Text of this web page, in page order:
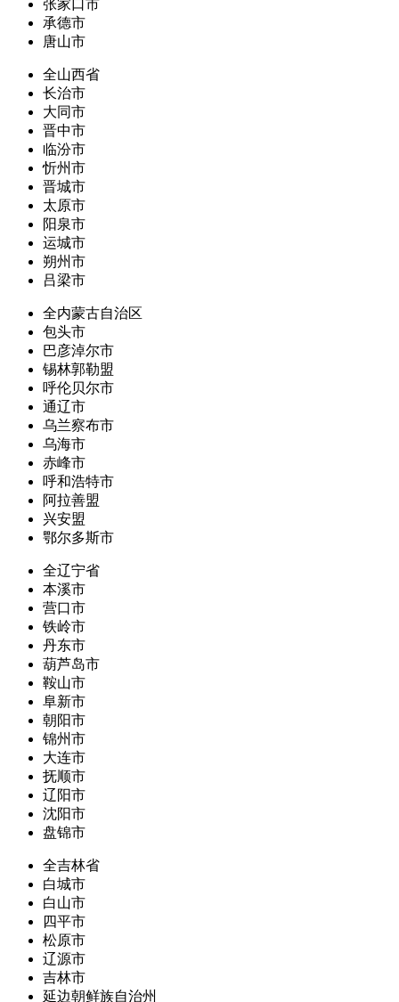
张家口市
承德市
唐山市
全山西省
长治市
大同市
晋中市
临汾市
忻州市
晋城市
太原市
阳泉市
运城市
朔州市
吕梁市
全内蒙古自治区
包头市
巴彦淖尔市
锡林郭勒盟
呼伦贝尔市
通辽市
乌兰察布市
乌海市
赤峰市
呼和浩特市
阿拉善盟
兴安盟
鄂尔多斯市
全辽宁省
本溪市
营口市
铁岭市
丹东市
葫芦岛市
鞍山市
阜新市
朝阳市
锦州市
大连市
抚顺市
辽阳市
沈阳市
盘锦市
全吉林省
白城市
白山市
四平市
松原市
辽源市
吉林市
延边朝鲜族自治州